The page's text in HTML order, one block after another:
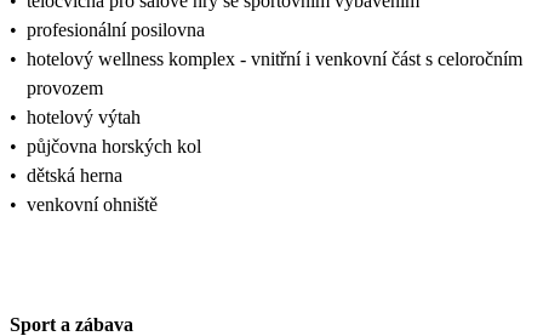
• profesionální posilovna
• hotelový wellness komplex - vnitřní i venkovní část s celoročním
provozem
• hotelový výtah
• půjčovna horských kol
• dětská herna
• venkovní ohniště
Sport a zábava